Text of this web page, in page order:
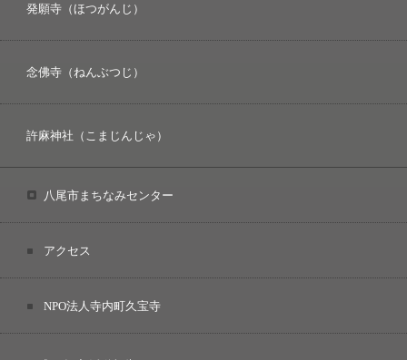
発願寺（ほつがんじ）
念佛寺（ねんぶつじ）
許麻神社（こまじんじゃ）
八尾市まちなみセンター
アクセス
NPO法人寺内町久宝寺